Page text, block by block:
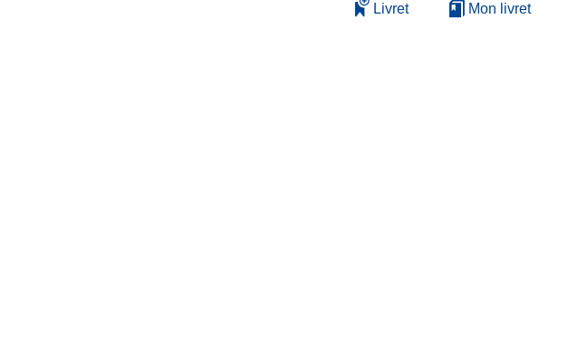
Livret Mon livret